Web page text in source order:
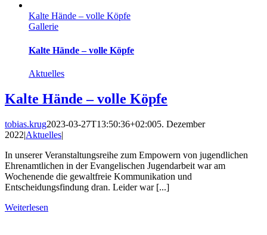
Kalte Hände – volle Köpfe
Gallerie
Kalte Hände – volle Köpfe
Aktuelles
Kalte Hände – volle Köpfe
tobias.krug2023-03-27T13:50:36+02:005. Dezember
2022|Aktuelles|
In unserer Veranstaltungsreihe zum Empowern von jugendlichen
Ehrenamtlichen in der Evangelischen Jugendarbeit war am
Wochenende die gewaltfreie Kommunikation und
Entscheidungsfindung dran. Leider war [...]
Weiterlesen